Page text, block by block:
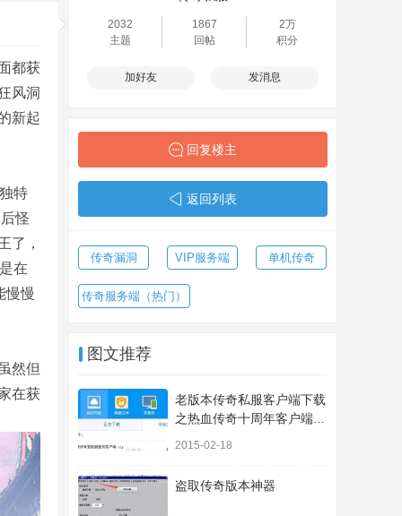
都获
风洞
新起
特
怪
了，
在
慢慢
然但
在获
2032
主题
1867
回帖
2万
积分
加好友 发消息
回复楼主
返回列表
传奇漏洞 VIP服务端 单机传奇
传奇服务端（热门）
图文推荐
老版本传奇私服客户端下载
之热血传奇十周年客户端下
2015-02-18
盗取传奇版本神器